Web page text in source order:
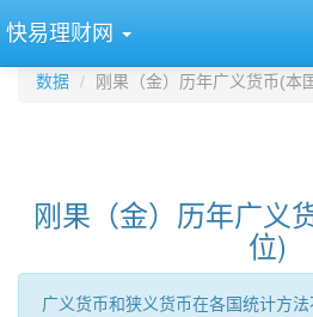
快易理财网
数据 刚果（金）历年广义货币(本
刚果（金）历年广义
位)
广义货币和狭义货币在各国统计方